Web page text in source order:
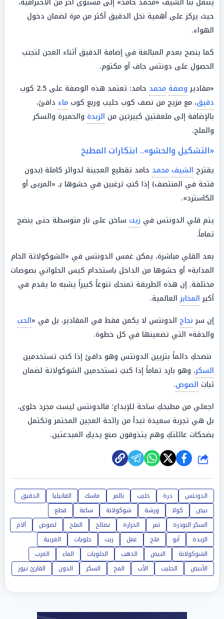
حيث يركز على أهمية نخل الدقيق أكثر من مرة لضمان دخول
الهواء.
كما ينصح بعدم المبالغة في إضافة الدقيق أثناء العجن لتجنب
الحصول على دونتس جاف أو مكتوم.
«مقاديروصفة محمد حامد: تعتمد هذه الوصفة على 2.5 كوب
دقيق، مع مزيج من نصف كوب حليب وربع كوب ماء دافئ،
بالإضافة إلى ملعقتين كبيرتين من الزبدة والخميرة والسكر
والملح.
«التشكيل والحشو».. ابتكارات المطبخ
يقترح الشيف محمد حامد تقطيع العجينة لدوائر كاملة (بدون
فتحة في المنتصف) إذا كنتِ ترغبين في حشوها بـ «المربى أو
الكاسترد».
يتم قلي الدونتس في زيت ساخن على نار متوسطة حتى ينضج
تماماً.
بعد القلي مباشرة، يمكن غمس الدونتس في «الشوكولاتة الخام
المذابة» أو حشوها من الداخل باستخدام كيس الحلواني بصوصات
مختلفة. إن هذه الطريقة تمنحكِ تنوعاً كبيراً يشبه ما يقدم في
أكبرالمخابزالعالمية.
إن سرنجاح الدونتس لا يكمن فقط في المقادير، بل في «الحب
والدقة» التي تضعينها في كل خطوة.
ننصحكِ دائماً بتزيين الدونتس وهو دافئ إذا كنتِ تستخدمين
السكر، وهو بارد تماماً إذا كنتِ تستخدمين الشوكولاتة لضمان
ثبات الصوص.
اجعلي من مطبخكِ ساحة للإبداع؛ فالدونتس ليست مجرد حلوى،
بل هي تجربة سعيدة تبدأ من رائحة العجين المختمر وتكتمل
بضحكات عائلتكِ وهم يتذوقون صنع يديكِ المبدعتين.
شارك
الدونتس درة حليب بالمر ماسك الفانيليا
الدقيق
بيض
كولا ورشة شوكولاتة ساعة
قطع
السكر البودرة
تمر الحرارة نصائح الملح لصوص
آلام
الزبدة
أبو ملح عمل زيت حلويات
الغربية
الشوكولاتة
البيض الذهب الحلويات الماء
الغرب
الأبيض
الحليب الأب المخ السكر الدون القارئ نيوز